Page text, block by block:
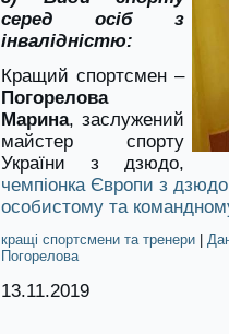
серед осіб з
інвалідністю:
Кращий спортсмен –
Погорелова
Марина, заслужений
майстер спорту
України з дзюдо,
чемпіонка Європи з
особистому та
кращі спортсмени та тренери
Погорелова
13.11.2019